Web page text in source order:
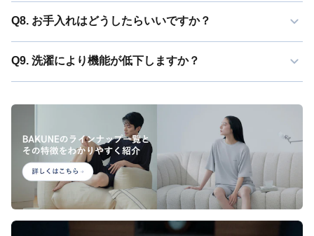
Q8. お手入れはどうしたらいいですか？
Q9. 洗濯により機能が低下しますか？